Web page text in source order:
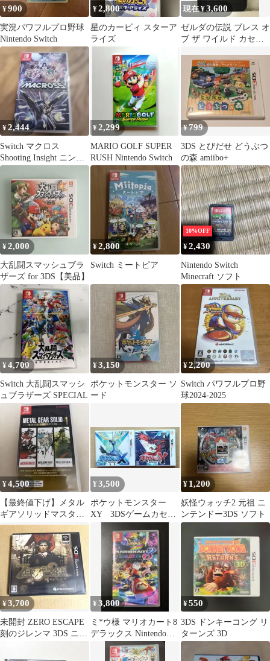
¥900
実況パワフルプロ野球
Nintendo Switch
¥2,800
星のカービィ スターア
ライズ
現在 ¥3,600
ゼルダの伝説 ブレス オ
ブ ザ ワイルド カセッ
¥2,444
Switch マクロス
Shooting Insight ニンテ
ンドースイッチ
¥2,299
MARIO GOLF SUPER
RUSH Nintendo Switch
¥799
3DS とびだせ どうぶつ
の森 amiibo+
¥2,000
大乱闘スマッシュブラ
ザーズ for 3DS【美品】
¥2,800
Switch ミートピア
10%OFF
¥2,430
Nintendo Switch
Minecraft ソフト
¥4,700
Switch 大乱闘スマッシ
ュブラザーズ SPECIAL
¥3,150
ポケットモンスター ソ
ード
¥2,200
Switch パワフルプロ野
球2024-2025
¥4,500
【最終値下げ】メタル
ギアソリッドマスター
コレクション
¥3,500
ポケットモンスター
XY 3DSゲームカセッ
¥ 1,200
妖怪ウォッチ2 元祖 ニ
ンテンドー3DS ソフト
¥3,700
未開封 ZERO ESCAPE
刻のジレンマ 3DS ニン
¥3,800
ミ*ウ様 マリオカート8
デラックス Nintendo
Switch ソフト
¥550
3DS ドンキーコング リ
ターンズ 3D